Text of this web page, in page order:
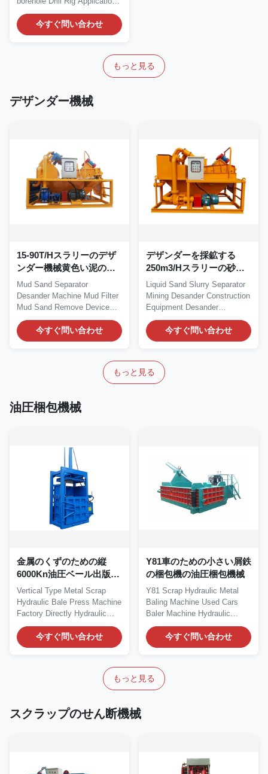
of Drill...
今すぐ問い合わせ
もっと見る
デザンダー機械
15-90T/Hスラリーのデザ
ンダー機械黄色い泥の砂
の分離器
Mud Sand Separator
Desander Machine Mud Filter
Mud Sand Remove Device
The mud sand separator is
a...
今すぐ問い合わせ
デザンダーを採鉱する
250m3/Hスラリーの砂の
分離器機械構造
Liquid Sand Slurry Separator
Mining Desander Construction
Equipment Desander
Structure of...
今すぐ問い合わせ
もっと見る
油圧梱包機械
金属のくずのための縦
6000Kn油圧ベール出版物
機械
Vertical Type Metal Scrap
Hydraulic Bale Press Machine
Factory Directly Hydraulic
Bale Press...
今すぐ問い合わせ
Y81車のための小さい屑鉄
の梱包機の油圧梱包機械
Y81 Scrap Hydraulic Metal
Baling Machine Used Cars
Baler Machine Hydraulic
Metal Baling Machine...
今すぐ問い合わせ
もっと見る
スクラップのせん断機械